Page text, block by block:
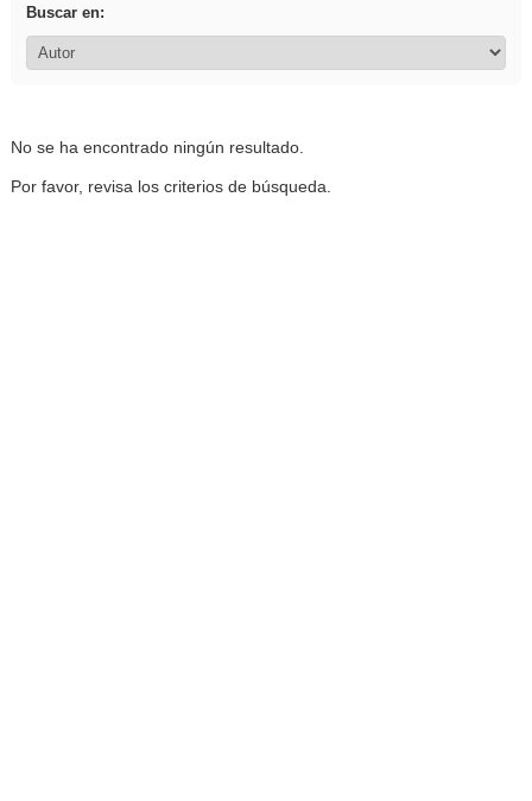
Buscar en:
No se ha encontrado ningún resultado.
Por favor, revisa los criterios de búsqueda.